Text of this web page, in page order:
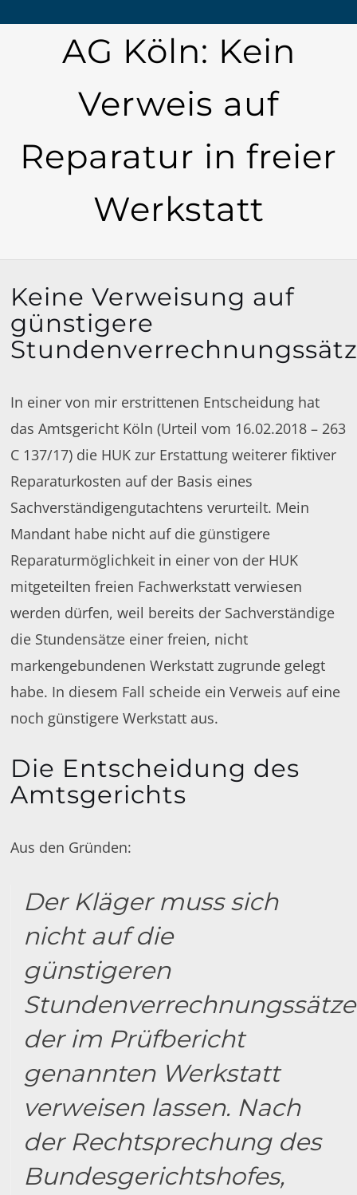
AG Köln: Kein
Verweis auf
Reparatur in freier
Werkstatt
Keine Verweisung auf
günstigere
In einer von mir erstrittenen Entscheidung hat
das Amtsgericht Köln (Urteil vom 16.02.2018 – 263
C 137/17) die HUK zur Erstattung weiterer fiktiver
Reparaturkosten auf der Basis eines
Sachverständigengutachtens verurteilt. Mein
Mandant habe nicht auf die günstigere
Reparaturmöglichkeit in einer von der HUK
mitgeteilten freien Fachwerkstatt verwiesen
werden dürfen, weil bereits der Sachverständige
die Stundensätze einer freien, nicht
markengebundenen Werkstatt zugrunde gelegt
habe. In diesem Fall scheide ein Verweis auf eine
noch günstigere Werkstatt aus.
Die Entscheidung des
Amtsgerichts
Aus den Gründen:
Der Kläger muss sich
nicht auf die
günstigeren
Stundenverrechnungssätze
der im Prüfbericht
genannten Werkstatt
verweisen lassen. Nach
der Rechtsprechung des
Bundesgerichtshofes,